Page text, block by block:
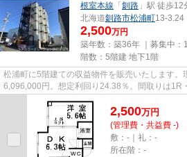
根室本線 「 釧路 」駅 徒歩12
北海道釧路市松浦町13-3.24
2,500万円
築年数：築36年 ｜募集中：
階数：5階建 地下1階
松浦町に5階建ての収益物件を販売いたします
6,096,000円。想定利回り24.38％。間取りは1R
2,500万円
(管理費・共益費 -)
敷：-｜礼：-
所在階：-